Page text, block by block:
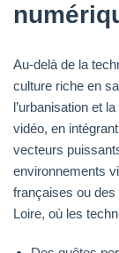
Au-delà de la
culture riche en
l’urbanisation et
vidéo, en
vecteurs
environnements
françaises ou
Loire, où les